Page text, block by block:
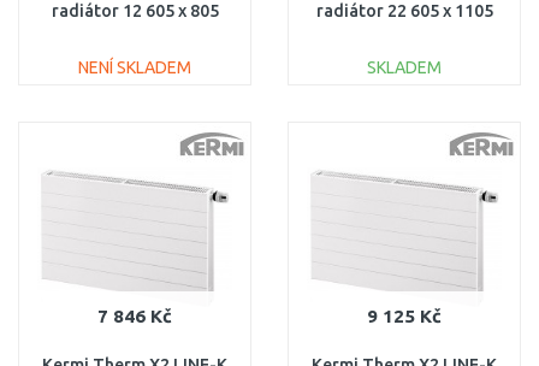
radiátor 12 605 x 805
NENÍ SKLADEM
radiátor 22 605 x 1105
SKLADEM
7 846 Kč 9 125 Kč